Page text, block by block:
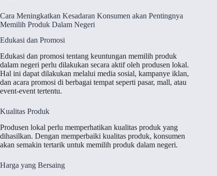
Cara Meningkatkan Kesadaran Konsumen akan Pentingnya
Memilih Produk Dalam Negeri
Edukasi dan Promosi
Edukasi dan promosi tentang keuntungan memilih produk
dalam negeri perlu dilakukan secara aktif oleh produsen lokal.
Hal ini dapat dilakukan melalui media sosial, kampanye iklan,
dan acara promosi di berbagai tempat seperti pasar, mall, atau
event-event tertentu.
Kualitas Produk
Produsen lokal perlu memperhatikan kualitas produk yang
dihasilkan. Dengan memperbaiki kualitas produk, konsumen
akan semakin tertarik untuk memilih produk dalam negeri.
Harga yang Bersaing